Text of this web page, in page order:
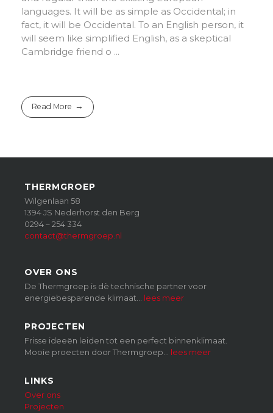
languages. It will be as simple as Occidental; in
fact, it will be Occidental. To an English person, it
will seem like simplified English, as a skeptical
Cambridge friend o ...
Read More
THERMGROEP
Wilgenlaan 58
1394 JS Nederhorst den Berg
0294 – 254 334
contact@thermgroep.nl
OVER ONS
De Thermgroep is dè technische partner voor
energiebesparende klimaat… lees meer
PROJECTEN
Frisse ideeën leiden tot een perfect binnenklimaat.
Mooie proecten door Thermgroep… lees meer
LINKS
Over ons
Projecten